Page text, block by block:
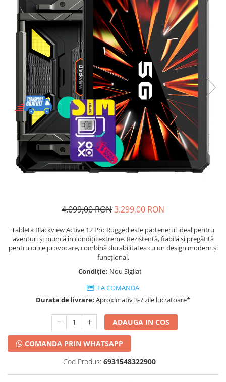
Telefoane mobile Cubot
Telefoane mobile Blackview
Telefoane mobile OSCAL
Telefoane mobile Fossibot
Telefoane mobile Lagenio
Telefoane mobile Samsung
Telefoane mobile iSEN
Telefoane mobile F150
Telefoane mobile HUAWEI
Telefoane mobile iHunt
Telefoane mobile Xiaomi
Telefoane mobile AGM
Telefoane mobile Realme
4.099,00 RON3.299,00 RON
Tableta Blackview Active 12 Pro Rugged este partenerul ideal pentru
aventuri și muncă în condiții extreme. Rezistentă, fiabilă și pregătită
pentru orice provocare, combină durabilitatea cu un design modern și
funcțional.
Condiție: Nou Sigilat
LA COMANDA
Durata de livrare: Aproximativ 3-7 zile lucratoare*
ADAUGA IN COS
COMANDA PRIN WHATSAPP
Cod Produs: 6931548322900